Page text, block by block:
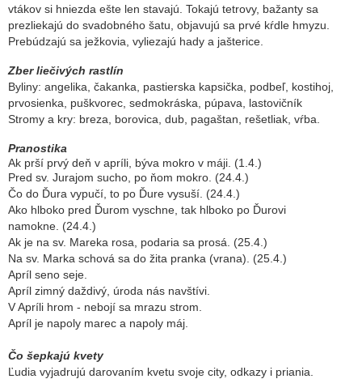
vtákov si hniezda ešte len stavajú. Tokajú tetrovy, bažanty sa
prezliekajú do svadobného šatu, objavujú sa prvé kŕdle hmyzu.
Prebúdzajú sa ježkovia, vyliezajú hady a jašterice.
Zber liečivých rastlín
Byliny: angelika, čakanka, pastierska kapsička, podbeľ, kostihoj,
prvosienka, puškvorec, sedmokráska, púpava, lastovičník
Stromy a kry: breza, borovica, dub, pagaštan, rešetliak, vŕba.
Pranostika
Ak prší prvý deň v apríli, býva mokro v máji. (1.4.)
Pred sv. Jurajom sucho, po ňom mokro. (24.4.)
Čo do Ďura vypučí, to po Ďure vysuší. (24.4.)
Ako hlboko pred Ďurom vyschne, tak hlboko po Ďurovi
namokne. (24.4.)
Ak je na sv. Mareka rosa, podaria sa prosá. (25.4.)
Na sv. Marka schová sa do žita pranka (vrana). (25.4.)
Apríl seno seje.
Apríl zimný daždivý, úroda nás navštívi.
V Apríli hrom - nebojí sa mrazu strom.
Apríl je napoly marec a napoly máj.
Čo šepkajú kvety
Ľudia vyjadrujú darovaním kvetu svoje city, odkazy i priania.